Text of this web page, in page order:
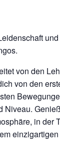
von den
von den
Niveau.
in der